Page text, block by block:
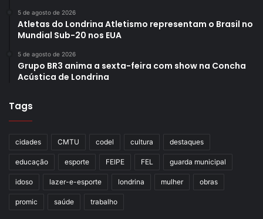
5 de agosto de 2026
Atletas do Londrina Atletismo representam o Brasil no
Mundial Sub-20 nos EUA
5 de agosto de 2026
Grupo BR3 anima a sexta-feira com show na Concha
Acústica de Londrina
Tags
cidades CMTU codel cultura destaques
educação esporte FEIPE FEL guarda municipal
idoso lazer-e-esporte londrina mulher obras
promic saúde trabalho